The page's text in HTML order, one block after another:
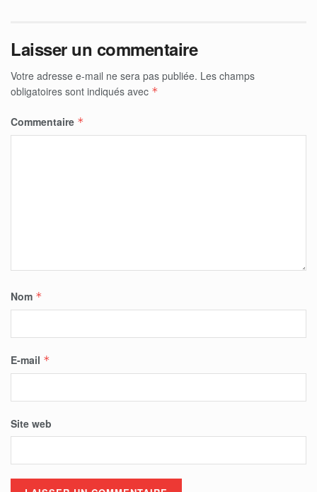
Laisser un commentaire
Votre adresse e-mail ne sera pas publiée. Les champs
obligatoires sont indiqués avec *
Commentaire *
Nom *
E-mail *
Site web